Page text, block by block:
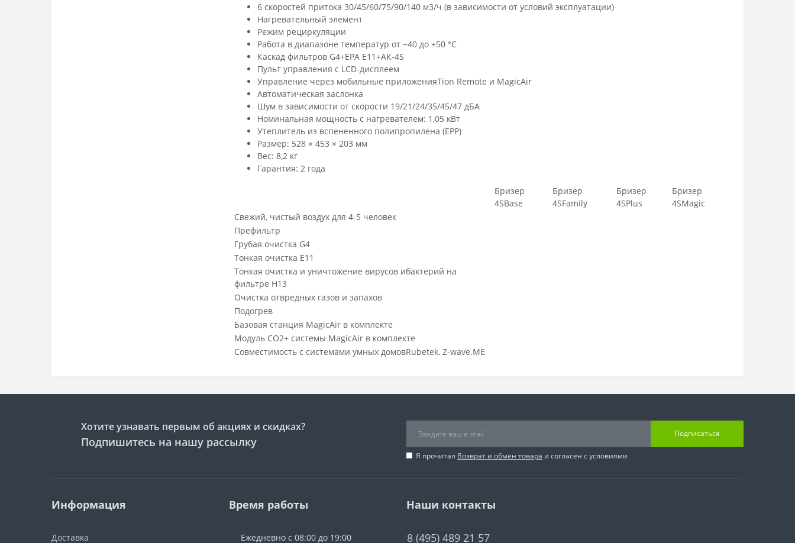
6 скоростей притока 30/45/60/75/90/140 м3/ч (в зависимости от условий эксплуатации)
Нагревательный элемент
Режим рециркуляции
Работа в диапазоне температур от −40 до +50 °С
Каскад фильтров G4+EPA E11+АК-4S
Пульт управления с LCD-дисплеем
Управление через мобильные приложенияTion Remote и MagicAir
Автоматическая заслонка
Шум в зависимости от скорости 19/21/24/35/45/47 дБА
Номинальная мощность с нагревателем: 1,05 кВт
Утеплитель из вспененного полипропилена (EPP)
Размер: 528 × 453 × 203 мм
Вес: 8,2 кг
Гарантия: 2 года
Бризер
4SBase
Бризер
4SFamily
Бризер
4SPlus
Бризер
4SMagic
Свежий, чистый воздух для 4-5 человек
Префильтр
Грубая очистка G4
Тонкая очистка Е11
Тонкая очистка и уничтожение вирусов ибактерий на
фильтре H13
Очистка отвредных газов и запахов
Подогрев
Базовая станция MagicAir в комплекте
Модуль СО2+ системы MagicAir в комплекте
Совместимость с системами умных домовRubetek, Z-wave.ME
Хотите узнавать первым об акциях и скидках?
Подпишитесь на нашу рассылку
Подписаться
Я прочитал Возврат и обмен товара и согласен с условиями
Информация
Доставка
Время работы
Ежедневно с 08:00 до 19:00
Наши контакты
8 (495) 489 21 57